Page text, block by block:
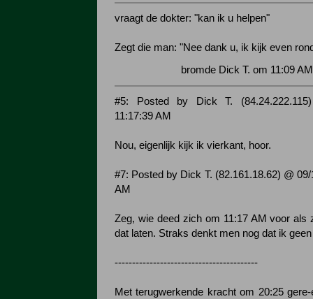
vraagt de dokter: "kan ik u helpen"
Zegt die man: "Nee dank u, ik kijk even
bromde Dick T. om 11:09
#5: Posted by Dick T.
11:17:39 AM
Nou, eigenlijk kijk ik vierkant, hoor.
#7: Posted by Dick T. (82.161.18.62) @
AM
Zeg, wie deed zich om 11:17 AM voor als
dat laten. Straks denkt men nog dat ik
-----------------------------------------
Met terugwerkende kracht om 20:25